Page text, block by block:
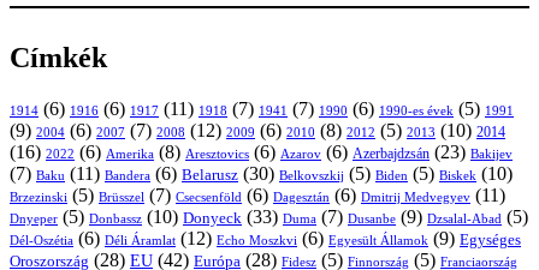
Címkék
1914 (6) 1916 (6) 1917 (11) 1918 (7) 1941 (7) 1990 (6) 1990-es évek (5) 1991
(9) 2004 (6) 2007 (7) 2008 (12) 2009 (6) 2010 (8) 2012 (5) 2013 (10) 2014
(16) 2022 (6) Amerika (8) Aresztovics (6) Azarov (6) Azerbajdzsán (23) Bakijev
(7) Baku (11) Bandera (6) Belarusz (30) Belkovszkij (5) Biden (5) Biskek (10)
Brzezinski (5) Brüsszel (7) Csecsenföld (6) Dagesztán (6) Dmitrij Medvegyev (11)
Dnyeper (5) Donbassz (10) Donyeck (33) Duma (7) Dusanbe (9) Dzsalal-Abad (5)
Dél-Oszétia (6) Déli Áramlat (12) Echo Moszkvi (6) Egyesült Államok (9) Egységes
Oroszország (28) EU (42) Európa (28) Fidesz (5) Finnország (5) Franciaország